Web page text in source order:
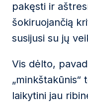
pakęsti ir
šokiruojančią
susijusi su jų
Vis dėlto,
„minkštakūnis“
laikytini jau